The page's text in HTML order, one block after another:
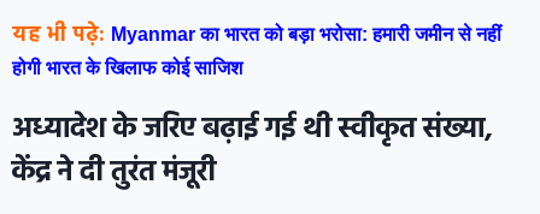
यह भी पढ़े: Myanmar का भारत को बड़ा भरोसा: हमारी जमीन से नहीं
होगी भारत के खिलाफ कोई साजिश
अध्यादेश के जरिए बढ़ाई गई थी स्वीकृत संख्या,
केंद्र ने दी तुरंत मंजूरी